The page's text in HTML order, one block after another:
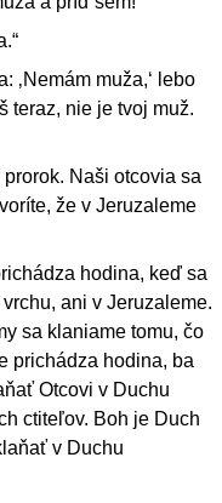
‚Nemám muža,‘ lebo
teraz, nie je tvoj muž.
Naši otcovia sa
že v Jeruzaleme
hodina, keď sa
ani v Jeruzaleme.
sa klaniame tomu, čo
prichádza hodina, ba
Otcovi v Duchu
ctiteľov. Boh je Duch
v Duchu